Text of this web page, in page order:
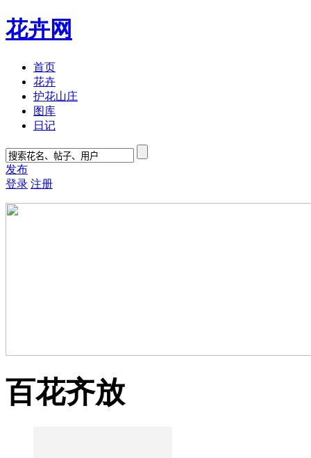
花卉网
首页
花卉
护花山庄
图库
日记
发布
登录 注册
百花齐放